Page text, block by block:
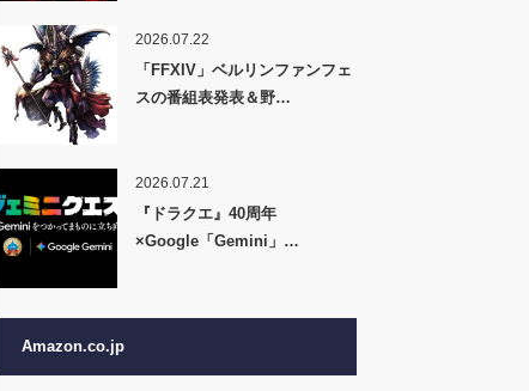
2026.07.22
「FFXIV」ベルリンファンフェ
スの番組表発表＆野…
2026.07.21
『ドラクエ』40周年
×Google「Gemini」…
Amazon.co.jp